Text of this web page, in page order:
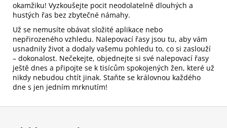
okamžiku! Vyzkoušejte pocit neodolatelně dlouhých a
hustých řas bez zbytečné námahy.
Už se nemusíte obávat složité aplikace nebo
nepřirozeného vzhledu. Nalepovací řasy jsou tu, aby vám
usnadnily život a dodaly vašemu pohledu to, co si zaslouží
– dokonalost. Nečekejte, objednejte si své nalepovací řasy
ještě dnes a připojte se k tisícům spokojených žen, které už
nikdy nebudou chtít jinak. Staňte se královnou každého
dne s jen jedním mrknutím!
Z